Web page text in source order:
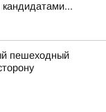
кандидатами...
пешеходный